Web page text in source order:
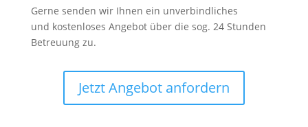
Gerne senden wir Ihnen ein unverbindliches
und kostenloses Angebot über die sog. 24 Stunden
Betreuung zu.
Jetzt Angebot anfordern